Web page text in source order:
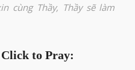
cùng Thầy, Thầy sẽ làm
Click to Pray: